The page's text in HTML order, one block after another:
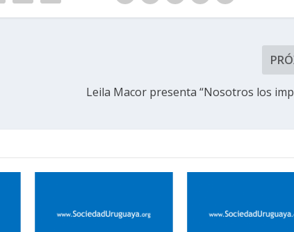
Leila Macor presenta “Nosotros los